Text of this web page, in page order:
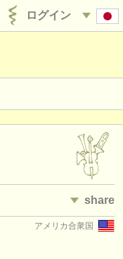
ログイン
share
アメリカ合衆国